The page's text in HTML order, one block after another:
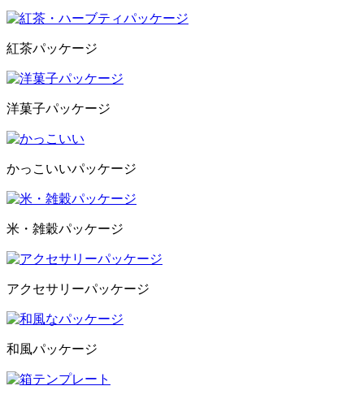
紅茶パッケージ
洋菓子パッケージ
かっこいいパッケージ
米・雑穀パッケージ
アクセサリーパッケージ
和風パッケージ